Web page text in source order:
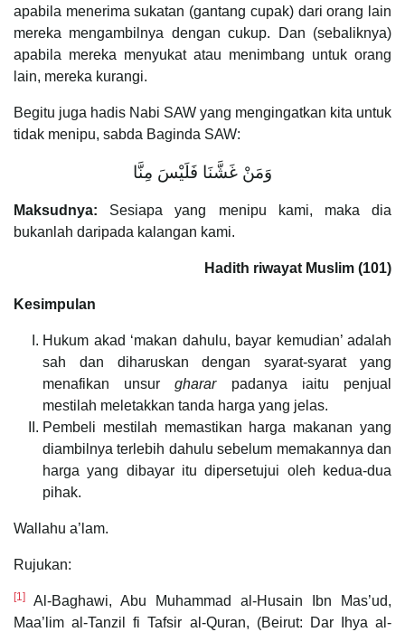
apabila menerima sukatan (gantang cupak) dari orang lain
mereka mengambilnya dengan cukup. Dan (sebaliknya)
apabila mereka menyukat atau menimbang untuk orang
lain, mereka kurangi.
Begitu juga hadis Nabi SAW yang mengingatkan kita untuk
tidak menipu, sabda Baginda SAW:
وَمَنْ غَشَّنَا فَلَيْسَ مِنَّا
Maksudnya: Sesiapa yang menipu kami, maka dia
bukanlah daripada kalangan kami.
Hadith riwayat Muslim (101)
Kesimpulan
Hukum akad ‘makan dahulu, bayar kemudian’ adalah
sah dan diharuskan dengan syarat-syarat yang
menafikan unsurghararpadanya iaitu penjual
mestilah meletakkan tanda harga yang jelas.
Pembeli mestilah memastikan harga makanan yang
diambilnya terlebih dahulu sebelum memakannya dan
harga yang dibayar itu dipersetujui oleh kedua-dua
pihak.
Wallahu a’lam.
Rujukan:
[1]
Al-Baghawi, Abu Muhammad al-Husain Ibn Mas’ud,
Maa’lim al-Tanzil fi Tafsir al-Quran, (Beirut: Dar Ihya al-